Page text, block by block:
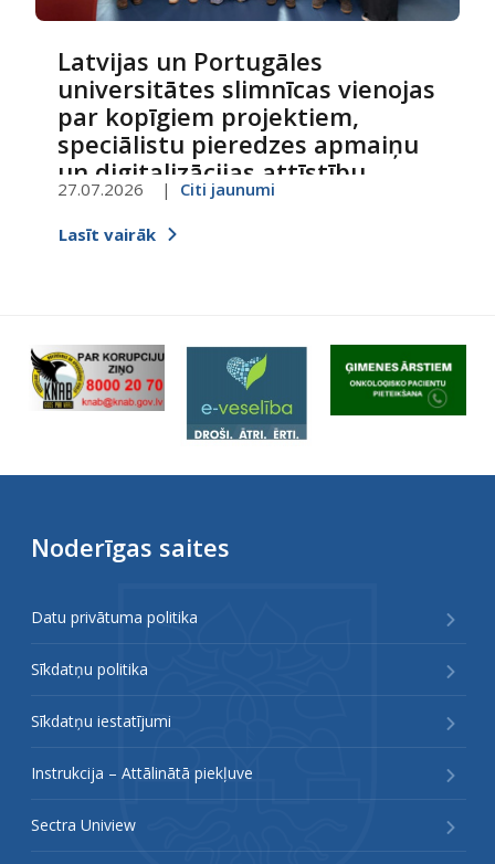
Latvijas un Portugāles
universitātes slimnīcas vienojas
par kopīgiem projektiem,
speciālistu pieredzes apmaiņu
un digitalizācijas attīstību
27.07.2026 Citi jaunumi
Lasīt vairāk
Noderīgas saites
Datu privātuma politika
Sīkdatņu politika
Sīkdatņu iestatījumi
Instrukcija – Attālinātā piekļuve
Sectra Uniview